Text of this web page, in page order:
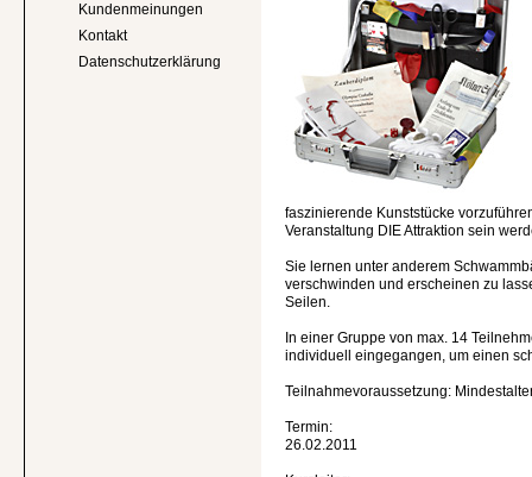
Kundenmeinungen
Kontakt
Datenschutzerklärung
faszinierende Kunststücke
Veranstaltung DIE Attraktion sein
Sie lernen unter anderem
verschwinden und erscheinen zu
Seilen.
In einer Gruppe von max. 14
individuell eingegangen, um einen
Teilnahmevoraussetzung:
Termin:
26.02.2011